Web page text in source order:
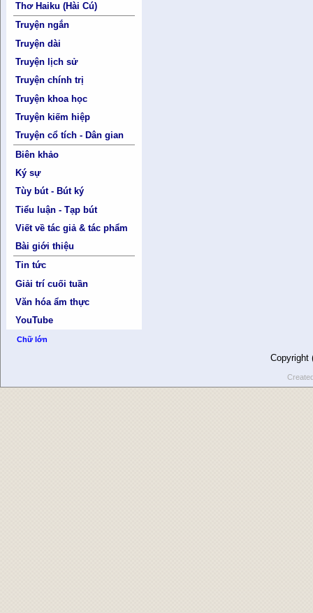
Thơ Haiku (Hài Cú)
Truyện ngắn
Truyện dài
Truyện lịch sử
Truyện chính trị
Truyện khoa học
Truyện kiếm hiệp
Truyện cổ tích - Dân gian
Biên khảo
Ký sự
Tùy bút - Bút ký
Tiểu luận - Tạp bút
Viết về tác giả & tác phẩm
Bài giới thiệu
Tin tức
Giải trí cuối tuần
Văn hóa ẩm thực
YouTube
Chữ lớn
Copyright